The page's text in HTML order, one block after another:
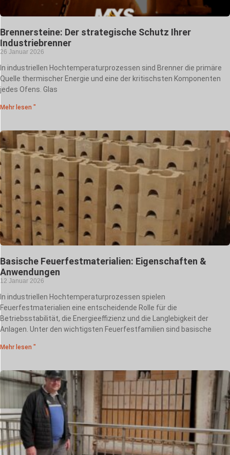
Brennersteine: Der strategische Schutz Ihrer
Industriebrenner
26 Januar 2026
In industriellen Hochtemperaturprozessen sind Brenner die primäre
Quelle thermischer Energie und eine der kritischsten Komponenten
jedes Ofens. Glas
Mehr lesen "
Basische Feuerfestmaterialien: Eigenschaften &
Anwendungen
12 Januar 2026
In industriellen Hochtemperaturprozessen spielen
Feuerfestmaterialien eine entscheidende Rolle für die
Betriebsstabilität, die Energieeffizienz und die Langlebigkeit der
Anlagen. Unter den wichtigsten Feuerfestfamilien sind basische
Mehr lesen "